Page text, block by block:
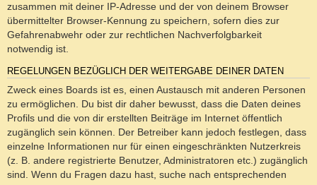
zusammen mit deiner IP-Adresse und der von deinem Browser
übermittelter Browser-Kennung zu speichern, sofern dies zur
Gefahrenabwehr oder zur rechtlichen Nachverfolgbarkeit
notwendig ist.
REGELUNGEN BEZÜGLICH DER WEITERGABE DEINER DATEN
Zweck eines Boards ist es, einen Austausch mit anderen Personen
zu ermöglichen. Du bist dir daher bewusst, dass die Daten deines
Profils und die von dir erstellten Beiträge im Internet öffentlich
zugänglich sein können. Der Betreiber kann jedoch festlegen, dass
einzelne Informationen nur für einen eingeschränkten Nutzerkreis
(z. B. andere registrierte Benutzer, Administratoren etc.) zugänglich
sind. Wenn du Fragen dazu hast, suche nach entsprechenden